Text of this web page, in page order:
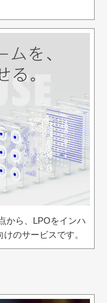
から、LPOをインハ
のサービスです。